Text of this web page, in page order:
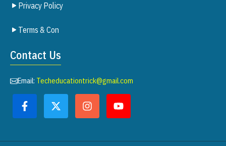
Privacy Policy
Terms & Con
Contact Us
Email: Techeducationtrick@gmail.com